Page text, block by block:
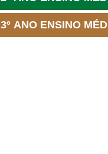
3º ANO ENSINO